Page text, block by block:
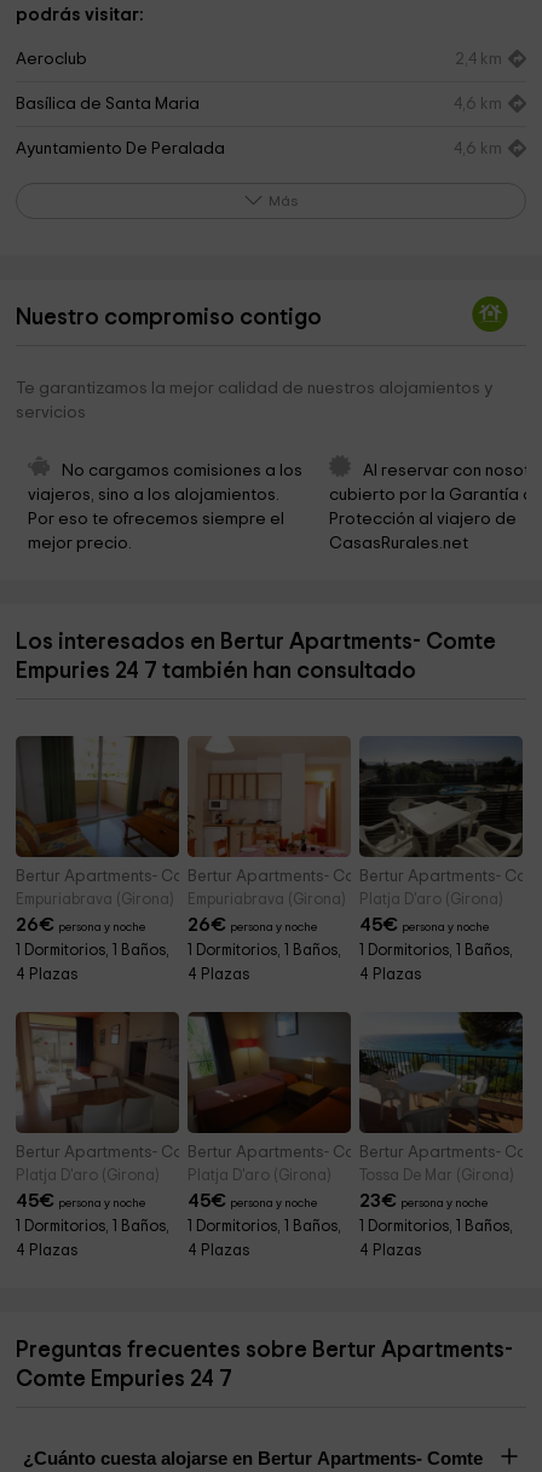
podrás visitar:
Aeroclub 2,4 km
Basílica de Santa Maria 4,6 km
Ayuntamiento De Peralada 4,6 km
Ayuntamiento De Castelló Dempuries
Ayuntamiento de Sant Pere Pescador 6,8 km
Ayuntamiento de Riumors
Iglesia Sant Julià i Santa Basilissa
Rectoria
Iglesia de Sant Mamet 6,9 km
Club Nàutic Sant Pere 7,0 km
Cementerio
Más
Nuestro compromiso contigo
Te garantizamos la mejor calidad de nuestros alojamientos y
servicios
No cargamos comisiones a los
viajeros, sino a los alojamientos.
Por eso te ofrecemos siempre el
mejor precio.
Al reservar con
cubierto por la Garantía
Protección al viajero de
CasasRurales.net
Los interesados en Bertur Apartments- Comte
Empuries 24 7 también han consultado
Bertur Apartments- Comte Empuries 24 8
Empuriabrava (Girona)
26€ persona y noche
1 Dormitorios, 1 Baños,
4 Plazas
Bertur Apartments- Comte Empuries 24 9
Empuriabrava (Girona)
26€ persona y noche
1 Dormitorios, 1 Baños,
4 Plazas
Bertur Apartments-
Platja D'aro (Girona)
45€ persona y noche
1 Dormitorios, 1 Baños,
4 Plazas
Bertur Apartments- Comtat Sant Jordi 24 P 2
Platja D'aro (Girona)
45€ persona y noche
1 Dormitorios, 1 Baños,
4 Plazas
Bertur Apartments- Comtat Sant Jordi 24 P 3
Platja D'aro (Girona)
45€ persona y noche
1 Dormitorios, 1 Baños,
4 Plazas
Bertur Apartments-
Tossa De Mar (Girona)
23€ persona y noche
1 Dormitorios, 1 Baños,
4 Plazas
Preguntas frecuentes sobre Bertur Apartments-
Comte Empuries 24 7
¿Cuánto cuesta alojarse en Bertur Apartments- Comte